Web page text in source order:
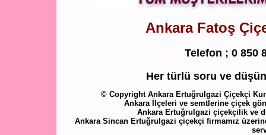
Ankara Fatoş
Telefon ; 0 850
Her türlü soru ve
© Copyright Ankara Ertuğrulgazi Çiçekçi
Ankara İlçeleri ve semtlerine çiçek
Ankara Ertuğrulgazi çiçekçilik ve
Ankara Sincan Ertuğrulgazi çiçekçi firmamız